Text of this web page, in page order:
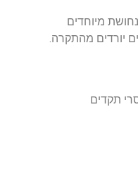
מיוחדים
יורדים מהתקרה.
תקדים